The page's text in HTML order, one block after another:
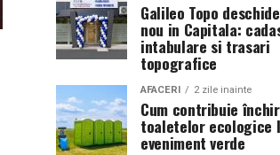
Galileo Topo
nou in Capitala:
intabulare si trasari
topografice
AFACERI 2 zile inainte
Cum contribuie
toaletelor ecologice
eveniment verde